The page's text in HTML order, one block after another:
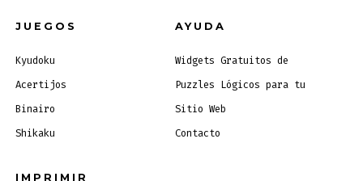
JUEGOS
Kyudoku
Acertijos
Binairo
Shikaku
AYUDA
Widgets Gratuitos de
Puzzles Lógicos para tu
Sitio Web
Contacto
IMPRIMIR